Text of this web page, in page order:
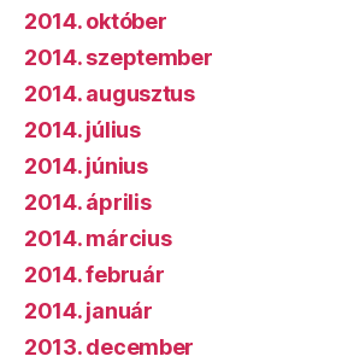
2014. október
2014. szeptember
2014. augusztus
2014. július
2014. június
2014. április
2014. március
2014. február
2014. január
2013. december